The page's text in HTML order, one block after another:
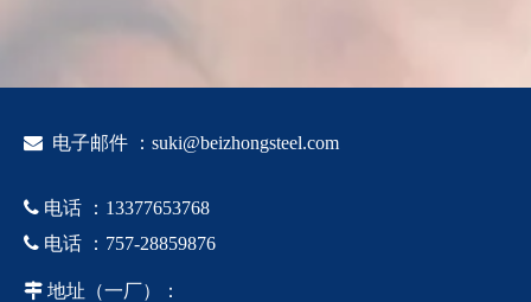
 电子邮件 ： suki@beizhongsteel.com
 电话 ： 13377653768
 电话 ： 757-28859876
 地址 （一厂）
：